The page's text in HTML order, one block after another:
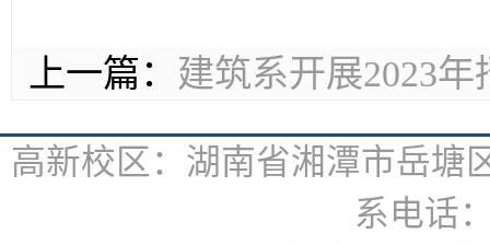
上一篇： 建筑系开展2023
高新校区：湖南省湘潭市岳
系电话